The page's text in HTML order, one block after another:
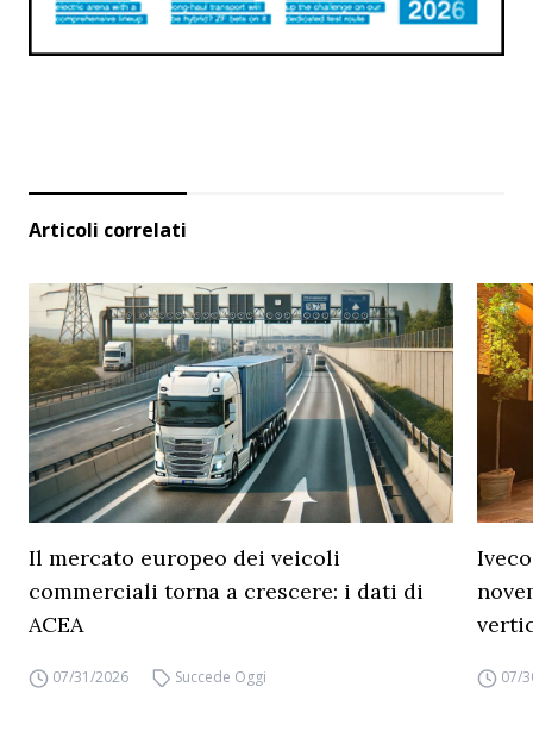
Articoli correlati
Il mercato europeo dei veicoli
commerciali torna a crescere: i dati di
ACEA
07/31/2026 Succede Oggi 07/